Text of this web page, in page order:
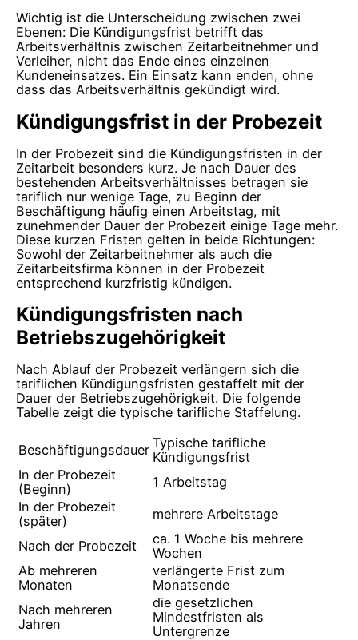
Wichtig ist die Unterscheidung zwischen zwei
Ebenen: Die Kündigungsfrist betrifft das
Arbeitsverhältnis zwischen Zeitarbeitnehmer und
Verleiher, nicht das Ende eines einzelnen
Kundeneinsatzes. Ein Einsatz kann enden, ohne
dass das Arbeitsverhältnis gekündigt wird.
Kündigungsfrist in der Probezeit
In der Probezeit sind die Kündigungsfristen in der
Zeitarbeit besonders kurz. Je nach Dauer des
bestehenden Arbeitsverhältnisses betragen sie
tariflich nur wenige Tage, zu Beginn der
Beschäftigung häufig einen Arbeitstag, mit
zunehmender Dauer der Probezeit einige Tage mehr.
Diese kurzen Fristen gelten in beide Richtungen:
Sowohl der Zeitarbeitnehmer als auch die
Zeitarbeitsfirma können in der Probezeit
entsprechend kurzfristig kündigen.
Kündigungsfristen nach
Betriebszugehörigkeit
Nach Ablauf der Probezeit verlängern sich die
tariflichen Kündigungsfristen gestaffelt mit der
Dauer der Betriebszugehörigkeit. Die folgende
Tabelle zeigt die typische tarifliche Staffelung.
Beschäftigungsdauer Typische tarifliche
Kündigungsfrist
In der Probezeit
(Beginn)
1 Arbeitstag
In der Probezeit
(später)
mehrere Arbeitstage
Nach der Probezeit
ca. 1 Woche bis mehrere
Wochen
Ab mehreren
Monaten
verlängerte Frist zum
Monatsende
Nach mehreren
Jahren
die gesetzlichen
Mindestfristen als
Untergrenze